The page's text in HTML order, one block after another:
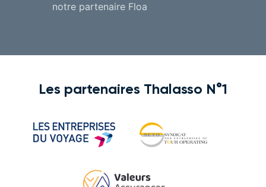
notre partenaire Floa
Les partenaires Thalasso N°1